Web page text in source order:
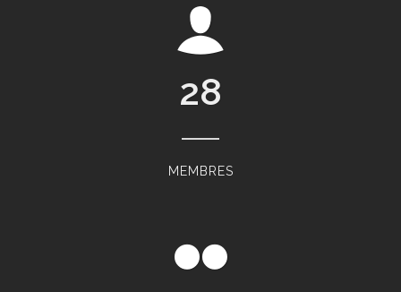
28
MEMBRES